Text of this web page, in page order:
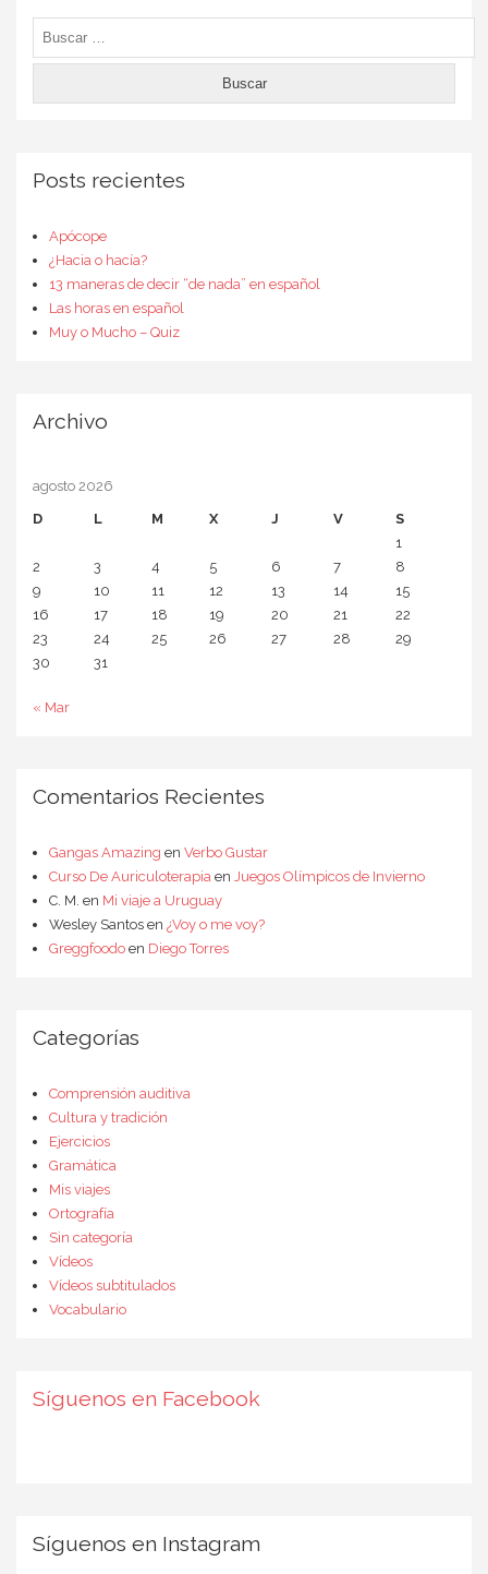
Posts recientes
Apócope
¿Hacia o hacía?
13 maneras de decir “de nada” en español
Las horas en español
Muy o Mucho – Quiz
Archivo
agosto 2026
D
L M X J V
S
1
2
3 4 5 6 7
8
9
10 11 12 13 14
15
16
17 18 19 20 21
22
23
24 25 26 27 28
29
30
31
« Mar
Comentarios Recientes
Gangas Amazing en Verbo Gustar
Curso De Auriculoterapia en Juegos Olímpicos de Invierno
C. M. en Mi viaje a Uruguay
Wesley Santos en ¿Voy o me voy?
Greggfoodo en Diego Torres
Categorías
Comprensión auditiva
Cultura y tradición
Ejercicios
Gramática
Mis viajes
Ortografía
Sin categoría
Vídeos
Vídeos subtitulados
Vocabulario
Síguenos en Facebook
Síguenos en Instagram